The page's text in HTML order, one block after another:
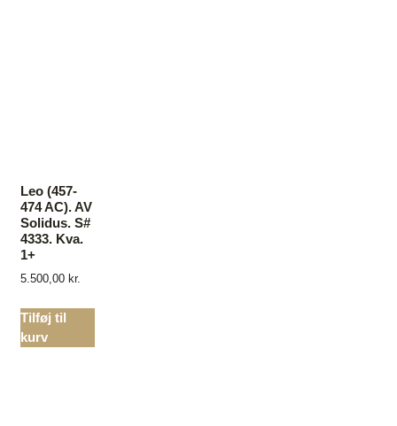
Leo (457-
474 AC). AV
Solidus. S#
4333. Kva.
1+
5.500,00 kr.
Tilføj til
kurv